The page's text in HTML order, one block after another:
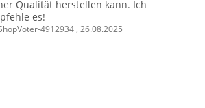
Qualität herstellen kann. Ich
es!
4912934 , 26.08.2025